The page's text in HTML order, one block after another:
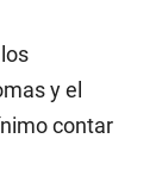
y el
contar